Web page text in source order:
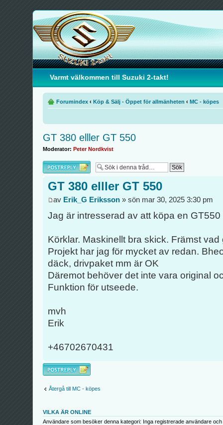
Varmt välkommen till Suzuki 2-takt!
Forumindex ‹ Köp & Sälj - Öppet för allmänheten ‹ MC - köpes
GT 380 elller GT 550
Moderator: Peter Nordkvist
Besvara
GT 380 elller GT 550
av Erik_G Eriksson » sön mar 30, 2025 3:30 pm
Jag är intresserad av att köpa en
Körklar. Maskinellt bra skick. Främst vad
Projekt har jag för mycket av redan.
däck, drivpaket mm är OK
Däremot behöver det inte vara original
Funktion för utseede.
mvh
Erik
+46702670431
Besvara
Återgå till MC - köpes
VILKA ÄR ONLINE
Användare som besöker denna kategori: Inga registrerade användare